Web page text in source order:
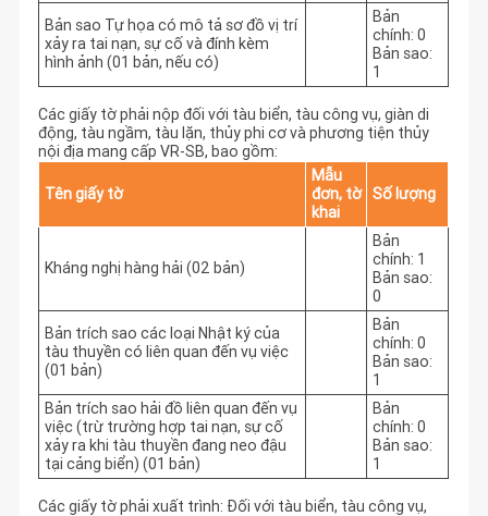
Bản sao Tự họa có mô tả sơ đồ vị trí
xảy ra tai nạn, sự cố và đính kèm
hình ảnh (01 bản, nếu có)
Bản
chính: 0
Bản sao:
1
Các giấy tờ phải nộp đối với tàu biển, tàu công vụ, giàn di
động, tàu ngầm, tàu lặn, thủy phi cơ và phương tiện thủy
nội địa mang cấp VR-SB, bao gồm:
Tên giấy tờ
Mẫu
đơn, tờ
khai
Số lượng
Kháng nghị hàng hải (02 bản)
Bản
chính: 1
Bản sao:
0
Bản trích sao các loại Nhật ký của
tàu thuyền có liên quan đến vụ việc
(01 bản)
Bản
chính: 0
Bản sao:
1
Bản trích sao hải đồ liên quan đến vụ
việc (trừ trường hợp tai nạn, sự cố
xảy ra khi tàu thuyền đang neo đậu
tại cảng biển) (01 bản)
Bản
chính: 0
Bản sao:
1
Các giấy tờ phải xuất trình: Đối với tàu biển, tàu công vụ,